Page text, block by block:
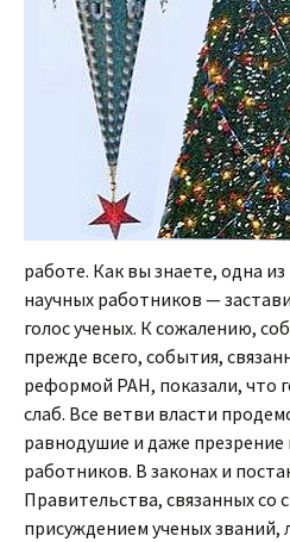
работе. Как вы знаете, одна
научных работников —
голос ученых. К сожалению,
прежде всего, события,
реформой РАН, показали, что
слаб. Все ветви власти
равнодушие и даже презрение
работников. В законах и
Правительства, связанных со
присуждением ученых званий,